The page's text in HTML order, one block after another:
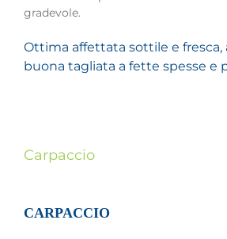
gradevole.
Ottima affettata sottile e fresca,
buona tagliata a fette spesse e
Carpaccio
CARPACCIO